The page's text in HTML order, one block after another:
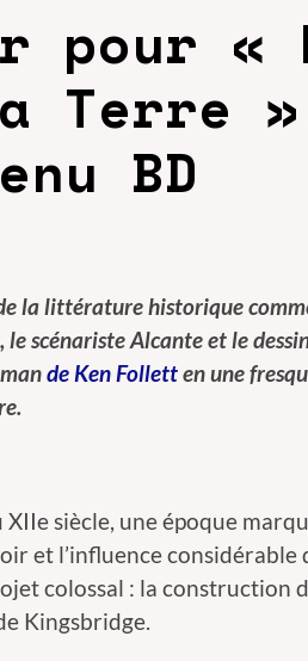
pour «
Terre
BD
la littérature historique
scénariste Alcante et le
de Ken Folletten une
siècle, une époque
et l’influence considérable
colossal : la construction
Kingsbridge.